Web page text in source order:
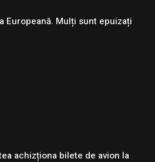
Europeană. Mulți sunt epuizați
achizționa bilete de avion la